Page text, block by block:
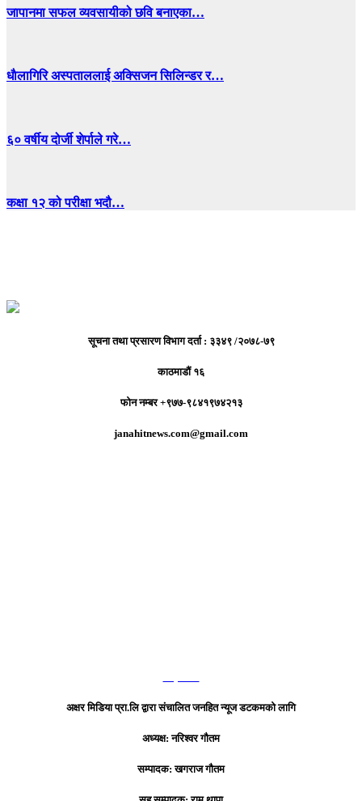
जापानमा सफल व्यवसायीको छवि बनाएका…
धाैलागिरि अस्पताललाई अक्सिजन सिलिन्डर र…
६० वर्षीय दोर्जी शेर्पाले गरे…
कक्षा १२ को परीक्षा भदौ…
सूचना तथा प्रसारण विभाग दर्ता : ३३४९ /२०७८-७९
काठमाडौं १६
फोन नम्बर +९७७-९८४१९७४२१३
janahitnews.com@gmail.com
अक्षर मिडिया प्रा.लि द्वारा संचालित जनहित न्यूज डटकमको लागि
अध्यक्ष: नरिश्वर गौतम
सम्पादक: खगराज गौतम